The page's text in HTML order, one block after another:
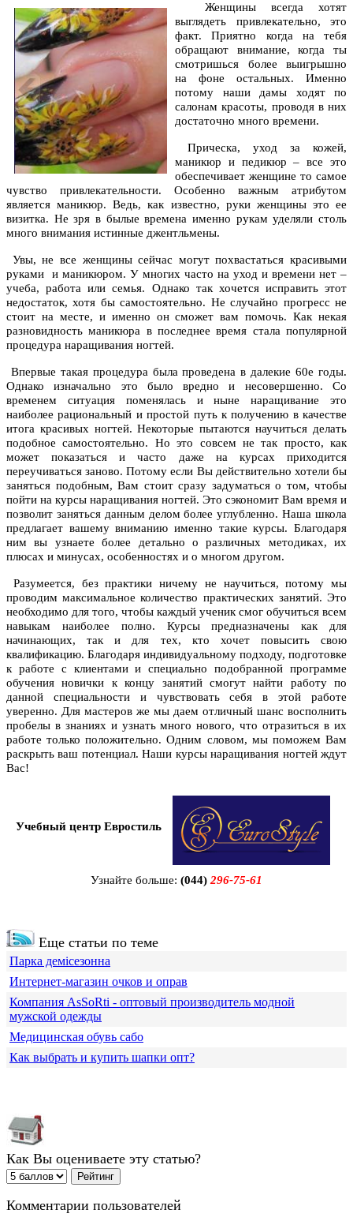
Женщины всегда хотят
выглядеть привлекательно, это
факт. Приятно когда на тебя
обращают внимание, когда ты
смотришься более выигрышно
на фоне остальных. Именно
потому наши дамы ходят по
салонам красоты, проводя в них
достаточно много времени.
Прическа, уход за кожей,
маникюр и педикюр – все это
обеспечивает женщине то самое
чувство привлекательности. Особенно важным атрибутом
является маникюр. Ведь, как известно, руки женщины это ее
визитка. Не зря в былые времена именно рукам уделяли столь
много внимания истинные джентльмены.
Увы, не все женщины сейчас могут похвастаться красивыми
руками и маникюром. У многих часто на уход и времени нет –
учеба, работа или семья. Однако так хочется исправить этот
недостаток, хотя бы самостоятельно. Не случайно прогресс не
стоит на месте, и именно он сможет вам помочь. Как некая
разновидность маникюра в последнее время стала популярной
процедура наращивания ногтей.
Впервые такая процедура была проведена в далекие 60е годы.
Однако изначально это было вредно и несовершенно. Со
временем ситуация поменялась и ныне наращивание это
наиболее рациональный и простой путь к получению в качестве
итога красивых ногтей. Некоторые пытаются научиться делать
подобное самостоятельно. Но это совсем не так просто, как
может показаться и часто даже на курсах приходится
переучиваться заново. Потому если Вы действительно хотели бы
заняться подобным, Вам стоит сразу задуматься о том, чтобы
пойти на курсы наращивания ногтей. Это сэкономит Вам время и
позволит заняться данным делом более углубленно. Наша школа
предлагает вашему вниманию именно такие курсы. Благодаря
ним вы узнаете более детально о различных методиках, их
плюсах и минусах, особенностях и о многом другом.
Разумеется, без практики ничему не научиться, потому мы
проводим максимальное количество практических занятий. Это
необходимо для того, чтобы каждый ученик смог обучиться всем
навыкам наиболее полно. Курсы предназначены как для
начинающих, так и для тех, кто хочет повысить свою
квалификацию. Благодаря индивидуальному подходу, подготовке
к работе с клиентами и специально подобранной программе
обучения новички к концу занятий смогут найти работу по
данной специальности и чувствовать себя в этой работе
уверенно. Для мастеров же мы даем отличный шанс восполнить
пробелы в знаниях и узнать много нового, что отразиться в их
работе только положительно. Одним словом, мы поможем Вам
раскрыть ваш потенциал. Наши курсы наращивания ногтейждут
Вас!
Учебный центр Евростиль
Узнайте больше: (044)296-75-61
Еще статьи по теме
Парка демісезонна
Интернет-магазин очков и оправ
Компания АsSoRti - оптовый производитель модной
мужской одежды
Медицинская обувь сабо
Как выбрать и купить шапки опт?
Как Вы оцениваете эту статью?
Комментарии пользователей